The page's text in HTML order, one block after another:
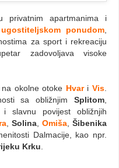
privatnim apartmanima i
ugostiteljskom ponudom
za sport i rekreaciju
zadovoljava visoke
okolne otoke Hvar iVis
sa obližnjim Splitom
slavnu povijest obližnjih
Solina Omiša Šibenika
Dalmacije, kao npr.
Krku